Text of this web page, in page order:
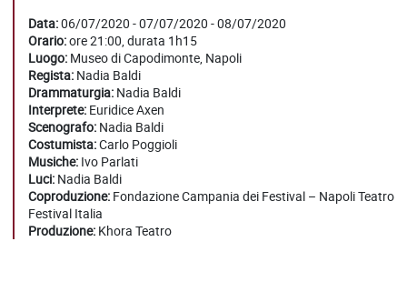
Data:06/07/2020 - 07/07/2020 - 08/07/2020
Orario:ore 21:00, durata 1h15
Luogo: Museo di Capodimonte, Napoli
Regista: Nadia Baldi
Drammaturgia: Nadia Baldi
Interprete: Euridice Axen
Scenografo: Nadia Baldi
Costumista:Carlo Poggioli
Musiche: Ivo Parlati
Luci: Nadia Baldi
Coproduzione: Fondazione Campania dei Festival – Napoli Teatro
Festival Italia
Produzione: Khora Teatro